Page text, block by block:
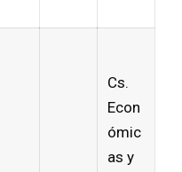
Cs.
Econ
ómic
as y